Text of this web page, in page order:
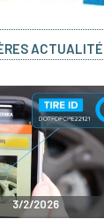
3/2/2026